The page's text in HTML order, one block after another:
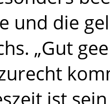
und die
„Gut
ist